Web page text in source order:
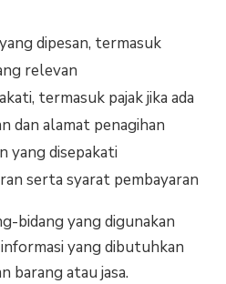
dipesan, termasuk
relevan
termasuk pajak jika ada
dan alamat penagihan
yang disepakati
serta syarat pembayaran
bidang yang digunakan
yang dibutuhkan
barang atau jasa.